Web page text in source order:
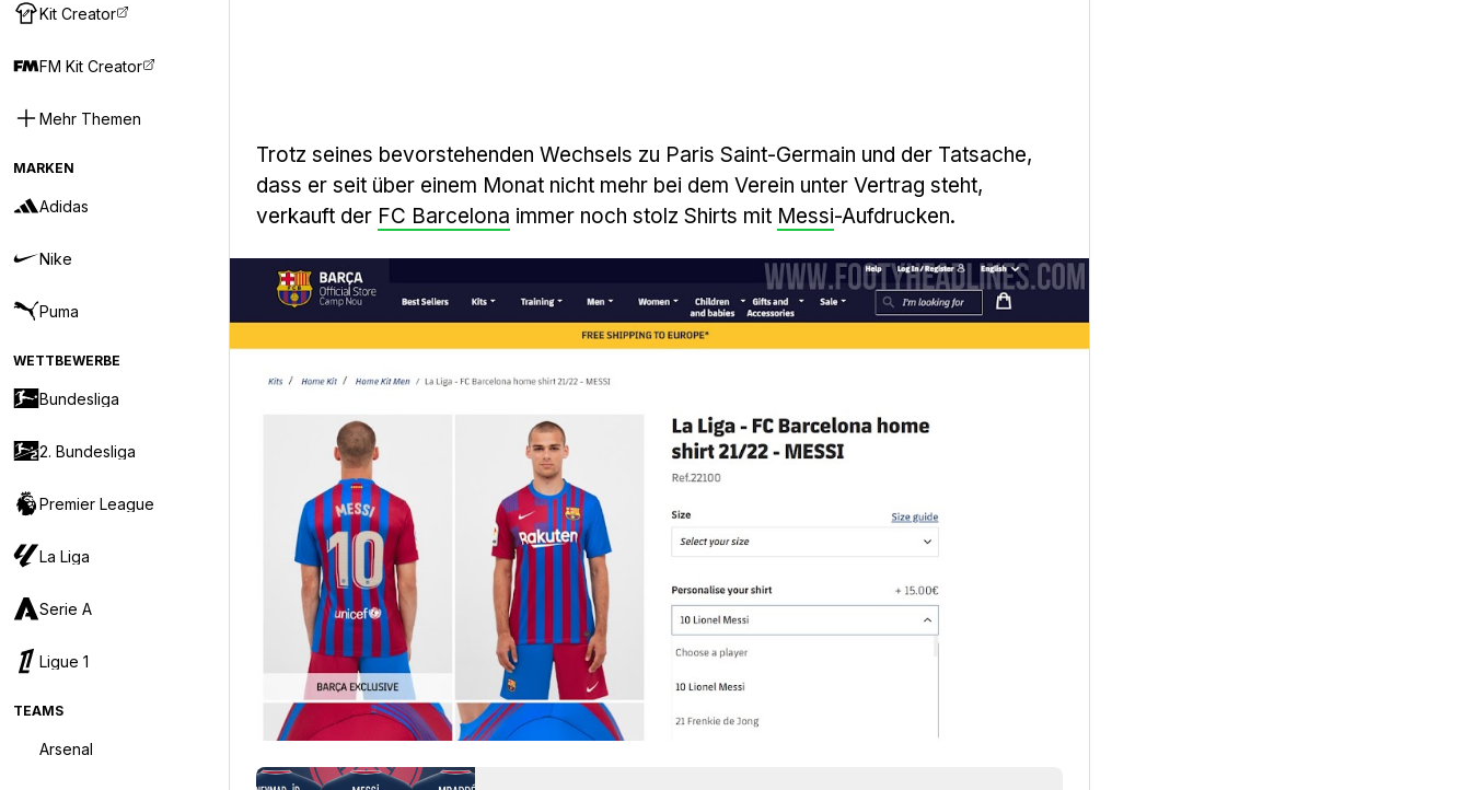
Kit Creator
FM Kit Creator
Mehr Themen
MARKEN
Adidas
Nike
Puma
WETTBEWERBE
Bundesliga
2. Bundesliga
Premier League
La Liga
Serie A
Ligue 1
TEAMS
Arsenal
Trotz seines bevorstehenden Wechsels zu Paris Saint-Germain und der Tatsache,
dass er seit über einem Monat nicht mehr bei dem Verein unter Vertrag steht,
verkauft der FC Barcelona immer noch stolz Shirts mit Messi-Aufdrucken.